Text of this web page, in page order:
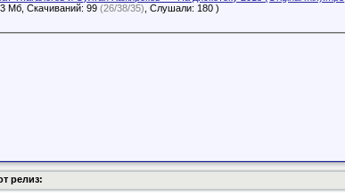
Мб, Скачиваний: 99(26/38/35) , Слушали: 180 )
релиз: